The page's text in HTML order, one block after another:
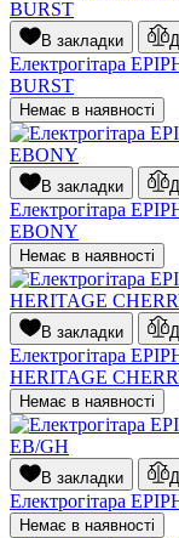
В закладки
Електрогітара
BURST
Немає в наявності
В закладки
Електрогітара
EBONY
Немає в наявності
В закладки
Електрогітара
HERITAGE
Немає в наявності
В закладки
Електрогітара
Немає в наявності